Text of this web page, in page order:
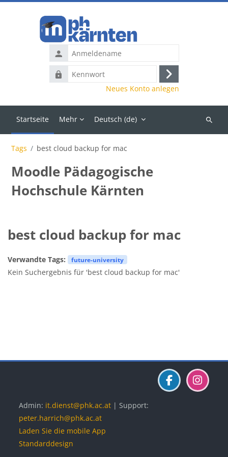
Anmeldename
Kennwort
Anmelden
Neues Konto anlegen
Startseite Mehr Deutsch ‎(de)‎
Kurse
Tags best cloud backup for mac
Moodle Pädagogische
Hochschule Kärnten
best cloud backup for mac
Verwandte Tags: future-university
Kein Suchergebnis für 'best cloud backup for mac'
Admin: it.dienst@phk.ac.at | Support:
peter.harrich@phk.ac.at
Laden Sie die mobile App
Standarddesign